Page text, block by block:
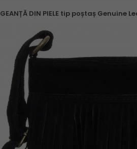
GEANȚĂ DIN PIELE tip poștaș Genuine